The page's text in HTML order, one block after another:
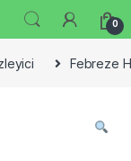
0
Febreze